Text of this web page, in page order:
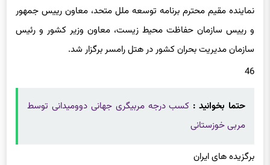
نماینده مقیم محترم برنامه توسعه ملل متحد، معاون رییس جمهور
و رییس سازمان حفاظت محیط زیست، معاون وزیر کشور و رئیس
سازمان مدیریت بحران کشور در هتل رامسر برگزار شد.
46
حتما بخوانید : کسب درجه مربیگری جهانی دوومیدانی توسط
مربی خوزستانی
برگزیده های ایران